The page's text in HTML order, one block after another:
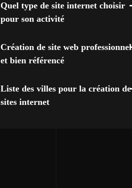
Quel type de site internet choisir
pour son activité
Création de site web professionnel
et bien référencé
Liste des villes pour la création de
sites internet